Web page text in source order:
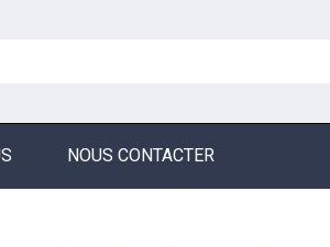
NOUS CONTACTER